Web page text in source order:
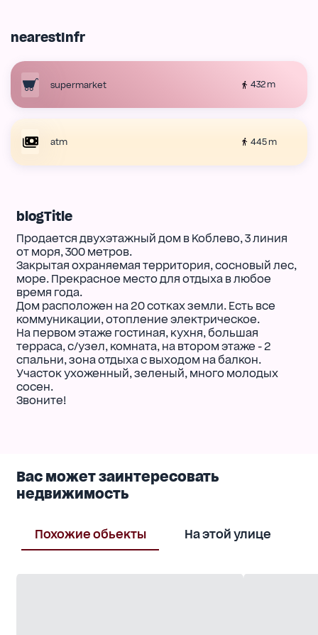
nearestInfr
supermarket 432 m
atm 445 m
blogTitle
Продается двухэтажный дом в Коблево, 3 линия
от моря, 300 метров.
Закрытая охраняемая территория, сосновый лес,
море. Прекрасное место для отдыха в любое
время года.
Дом расположен на 20 сотках земли. Есть все
коммуникации, отопление электрическое.
На первом этаже гостиная, кухня, большая
терраса, с/узел, комната, на втором этаже - 2
спальни, зона отдыха с выходом на балкон.
Участок ухоженный, зеленый, много молодых
сосен.
Звоните!
Вас может заинтересовать
недвижимость
Похожие обьекты На этой улице